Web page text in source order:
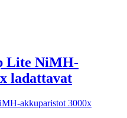
Lite NiMH-
ladattavat